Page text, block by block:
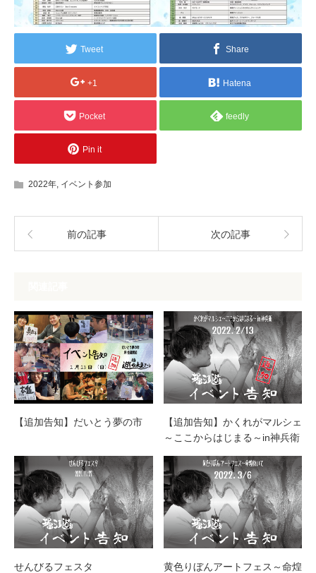
Tweet Share
+1 Hatena
Pocket feedly
Pin it
2022年, イベント参加
前の記事 次の記事
【追加告知】だいとう夢の市
【追加告知】かくれがマルシェ
～ここからはじまる～in神兵衛
せんびるフェスタ
黄色りぼんアートフェス～命煌